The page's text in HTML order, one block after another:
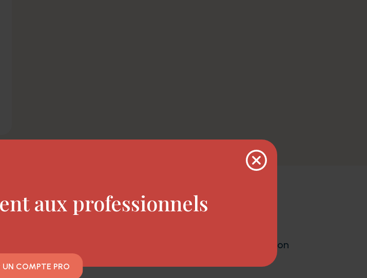
pour une pigmentation maximale.
a une action
aux professionnels
UN COMPTE PRO